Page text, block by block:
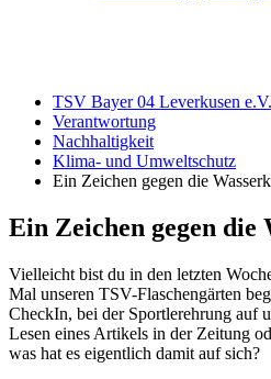
TSV Bayer 04 Leverkusen e.V.
Verantwortung
Nachhaltigkeit
Klima- und Umweltschutz
Ein Zeichen gegen die
Ein Zeichen gegen die
Vielleicht bist du in den letzten
Mal unseren TSV-Flaschengärten
CheckIn, bei der Sportlerehrung auf
Lesen eines Artikels in der Zeitung
was hat es eigentlich damit auf sich?